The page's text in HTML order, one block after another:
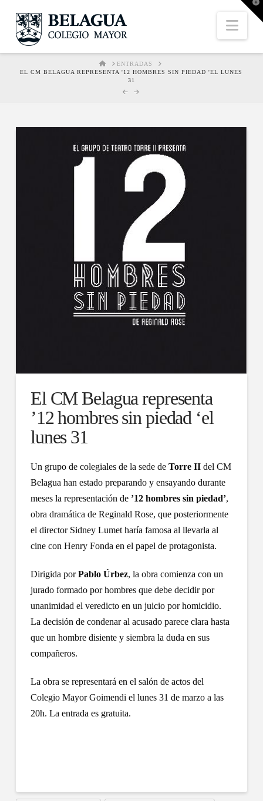
HOMEENTRADAS
EL CM BELAGUA REPRESENTA '12 HOMBRES SIN PIEDAD 'EL LUNES
31
El CM Belagua representa
’12 hombres sin piedad ‘el
lunes 31
Un grupo de colegiales de la sede deTorre IIdel CM
Belagua han estado preparando y ensayando durante
meses la representación de’12 hombres sin piedad’,
obra dramática de Reginald Rose, que posteriormente
el director Sidney Lumet haría famosa al llevarla al
cine con Henry Fonda en el papel de protagonista.
Dirigida porPablo Úrbez, la obra comienza con un
jurado formado por hombres que debe decidir por
unanimidad el veredicto en un juicio por homicidio.
La decisión de condenar al acusado parece clara hasta
que un hombre disiente y siembra la duda en sus
compañeros.
La obra se representará en el salón de actos del
Colegio Mayor Goimendi el lunes 31 de marzo a las
20h. La entrada es gratuita.